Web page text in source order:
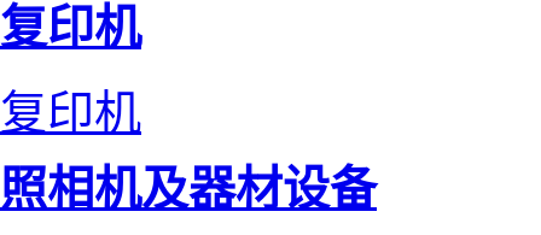
复印机
复印机
照相机及器材设备